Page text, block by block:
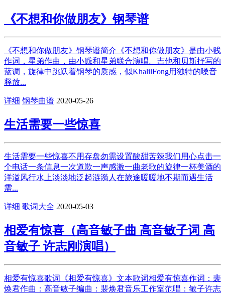
《不想和你做朋友》钢琴谱
《不想和你做朋友》钢琴谱简介《不想和你做朋友》是由小贱
作词，星弟作曲，由小贱和星弟联合演唱。吉他和贝斯抒写的
蓝调，旋律中跳跃着钢琴的质感，似KhalilFong用独特的嗓音
释放...
详细 钢琴曲谱 2020-05-26
生活需要一些惊喜
生活需要一些惊喜不用存盘勿需设置酸甜苦辣我们用心点击一
个电话一条信息一次道歉一声感激一曲老歌的旋律一杯美酒的
洋溢风行水上淡淡地泛起涟漪人在旅途暖暖地不期而遇生活
需...
详细 歌词大全 2020-05-03
相爱有惊喜（高音敏子曲 高音敏子词 高
音敏子 许志刚演唱）
相爱有惊喜歌词《相爱有惊喜》文本歌词相爱有惊喜作词：裴
焕君作曲：高音敏子编曲：裴焕君音乐工作室范唱：敏子许志